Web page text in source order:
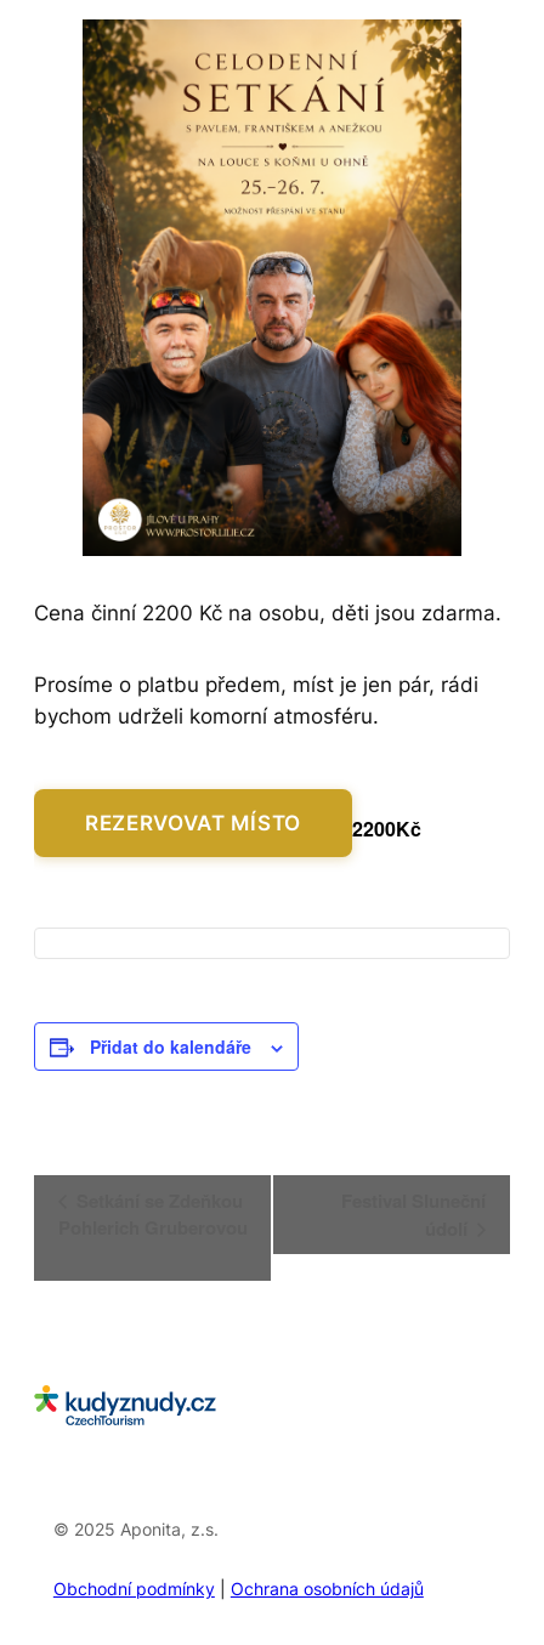
Cena činní 2200 Kč na osobu, děti jsou zdarma.
Prosíme o platbu předem, míst je jen pár, rádi
bychom udrželi komorní atmosféru.
REZERVOVAT MÍSTO 2200Kč
Přidat do kalendáře
© 2025 Aponita, z.s.
Obchodní podmínky| Ochrana osobních údajů